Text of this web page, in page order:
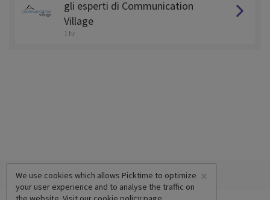
gli esperti di Communication
Village
1 hr
×
We use cookies which allows Picktime to optimize
your user experience and to analyse the traffic on